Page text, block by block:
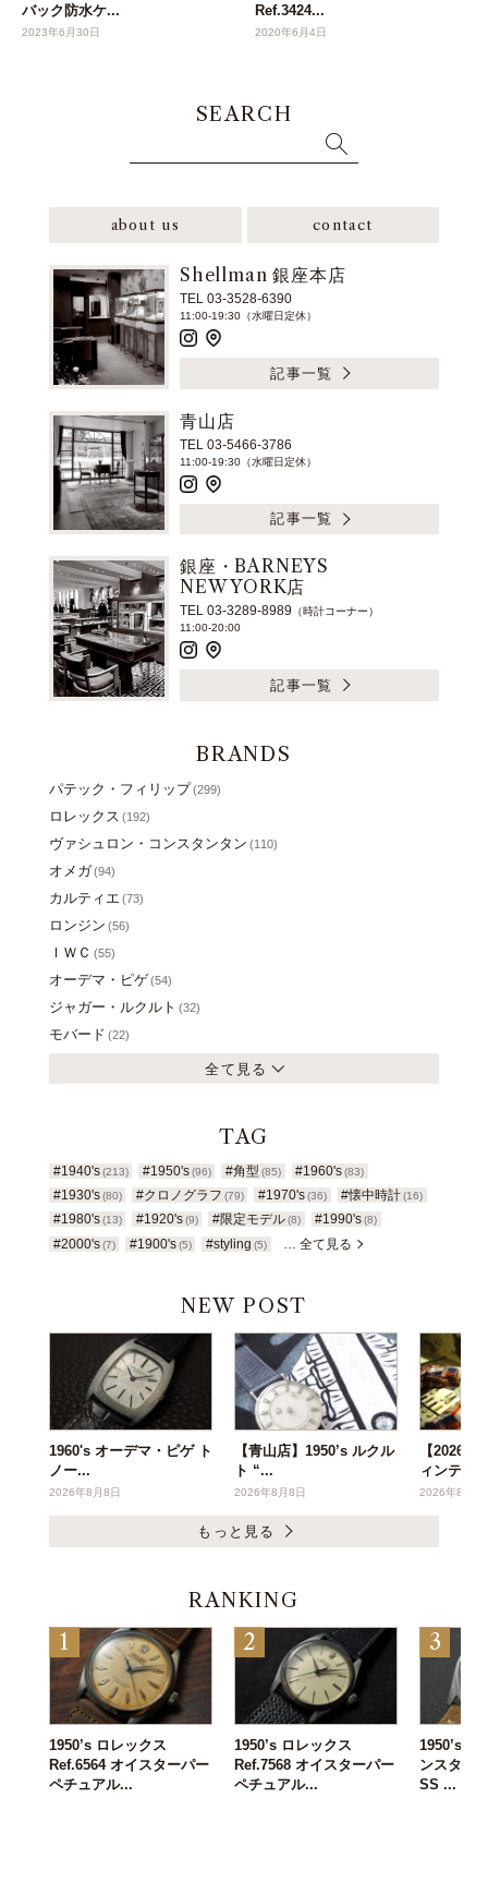
バック防水ケ...
2023年6月30日
Ref.3424...
2020年6月4日
SEARCH
about us contact
Shellman 銀座本店
TEL 03-3528-6390
11:00-19:30（水曜日定休）
記事一覧
青山店
TEL 03-5466-3786
11:00-19:30（水曜日定休）
記事一覧
銀座・BARNEYS
NEW YORK店
TEL 03-3289-8989 （時計コーナー）
11:00-20:00
記事一覧
BRANDS
パテック・フィリップ(299)
ロレックス (192)
ヴァシュロン・コンスタンタン (110)
オメガ(94)
カルティエ (73)
ロンジン (56)
ＩＷＣ (55)
オーデマ・ピゲ(54)
ジャガー・ルクルト (32)
モバード (22)
全て見る
TAG
#1940's (213) #1950's(96) #角型 (85) #1960's (83)
#1930's (80) #クロノグラフ (79) #1970's(36) #懐中時計 (16)
#1980's (13) #1920's(9) #限定モデル(8) #1990's (8)
#2000's (7) #1900's(5) #styling (5) … 全て見る
NEW POST
1960's オーデマ・ピゲ ト
ノー...
2026年8月8日
【青山店】1950’s ルクル
ト “...
2026年8月8日
【2026年
ィンテー...
2026年8月6
もっと見る
RANKING
1950’s ロレックス
Ref.6564 オイスターパー
ペチュアル...
1950’s ロレックス
Ref.7568 オイスターパー
ペチュアル...
1950’s ヴ
ンスタン
SS ...